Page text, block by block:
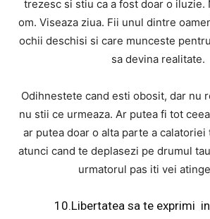
trezesc si stiu ca a fost doar o iluzie.
om. Viseaza ziua. Fii unul dintre
ochii deschisi si care munceste
sa devina realitate.
Odihnestete cand esti obosit, dar nu
nu stii ce urmeaza. Ar putea fi tot
ar putea doar o alta parte a calatoriei
atunci cand te deplasezi pe drumul
urmatorul pas iti vei
10.Libertatea sa te exprimi